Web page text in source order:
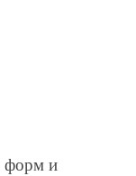
форм и